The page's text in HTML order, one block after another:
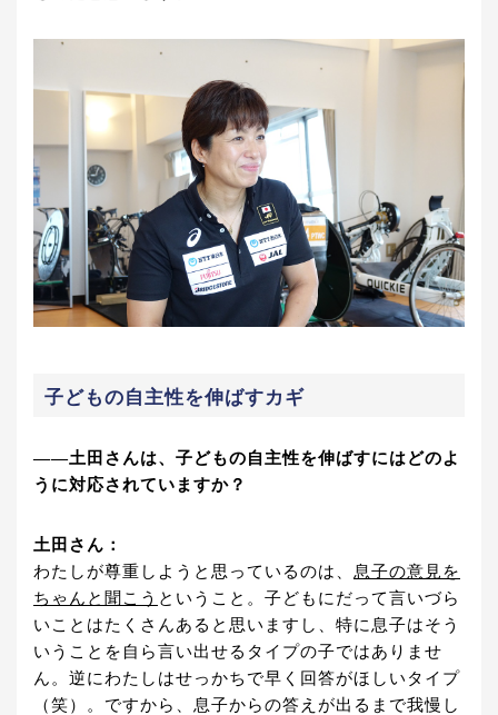
子どもの自主性を伸ばすカギ
――土田さんは、子どもの自主性を伸ばすにはどのよ
うに対応されていますか？
土田さん：
わたしが尊重しようと思っているのは、 息子の意見を
ちゃんと聞こう ということ。子どもにだって言いづら
いことはたくさんあると思いますし、特に息子はそう
いうことを自ら言い出せるタイプの子ではありませ
ん。逆にわたしはせっかちで早く回答がほしいタイプ
（笑）。ですから、息子からの答えが出るまで我慢し